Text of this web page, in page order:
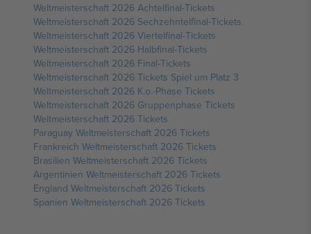
Weltmeisterschaft 2026 Achtelfinal-Tickets
Weltmeisterschaft 2026 Sechzehntelfinal-Tickets
Weltmeisterschaft 2026 Viertelfinal-Tickets
Weltmeisterschaft 2026 Halbfinal-Tickets
Weltmeisterschaft 2026 Final-Tickets
Weltmeisterschaft 2026 Tickets Spiel um Platz 3
Weltmeisterschaft 2026 K.o.-Phase Tickets
Weltmeisterschaft 2026 Gruppenphase Tickets
Weltmeisterschaft 2026 Tickets
Paraguay Weltmeisterschaft 2026 Tickets
Frankreich Weltmeisterschaft 2026 Tickets
Brasilien Weltmeisterschaft 2026 Tickets
Argentinien Weltmeisterschaft 2026 Tickets
England Weltmeisterschaft 2026 Tickets
Spanien Weltmeisterschaft 2026 Tickets